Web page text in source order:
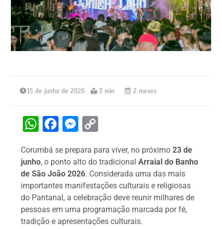
15 de junho de 2026 3 min 2 meses
W
at
s
A
p
p
F
c
e
b
o
o
M
s
s
e
n
g
p
y
Li
n
k
Corumbá se prepara para viver, no próximo23 de
junho, o ponto alto do tradicionalArraial do Banho
de São João 2026. Considerada uma das mais
importantes manifestações culturais e religiosas
do Pantanal, a celebração deve reunir milhares de
pessoas em uma programação marcada por fé,
tradição e apresentações culturais.